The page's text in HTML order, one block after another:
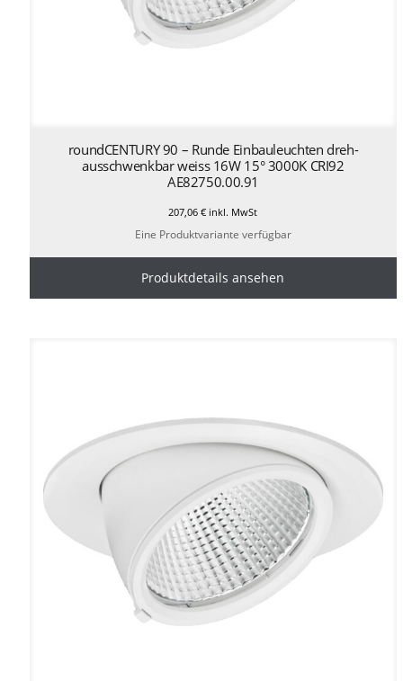
roundCENTURY 90 – Runde Einbauleuchten dreh-
ausschwenkbar weiss 16W 15° 3000K CRI92
AE82750.00.91
207,06€ inkl. MwSt
Eine Produktvariante verfügbar
Produktdetails ansehen